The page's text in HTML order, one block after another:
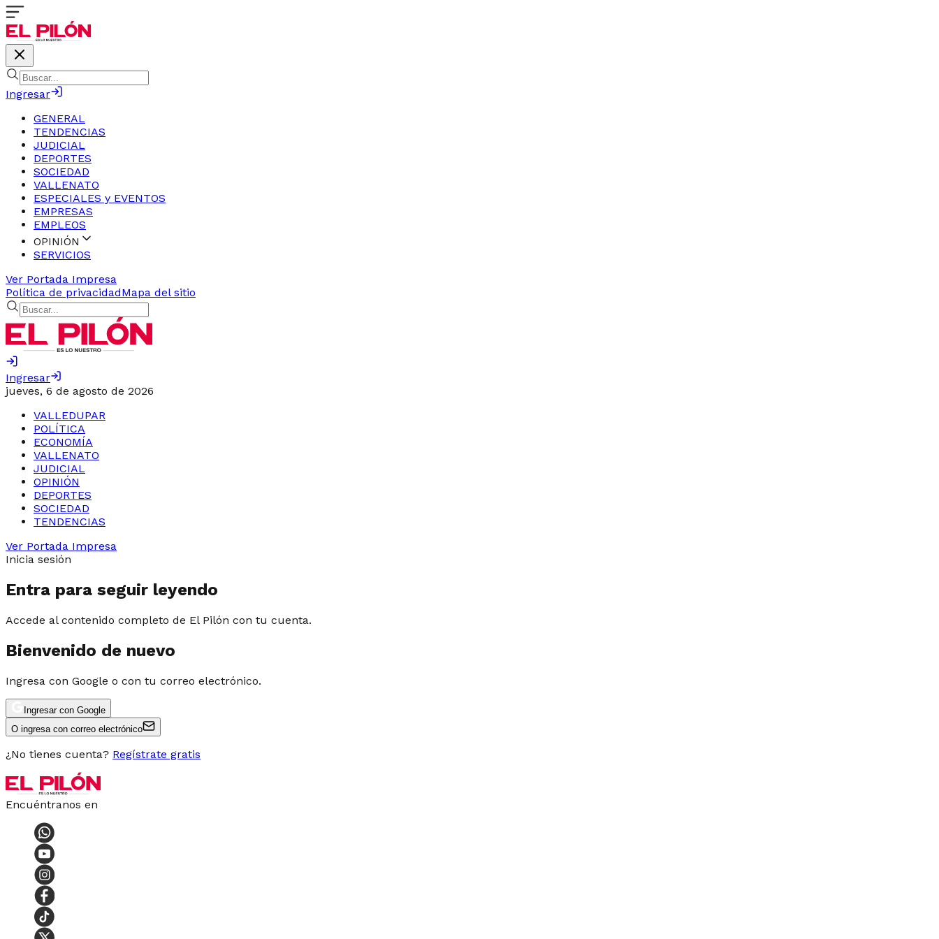
Ingresar
GENERAL
TENDENCIAS
JUDICIAL
DEPORTES
SOCIEDAD
VALLENATO
ESPECIALES y EVENTOS
EMPRESAS
EMPLEOS
OPINIÓN
SERVICIOS
Ver Portada Impresa
Política de privacidadMapa del sitio
Ingresar
jueves, 6 de agosto de 2026
VALLEDUPAR
POLÍTICA
ECONOMÍA
VALLENATO
JUDICIAL
OPINIÓN
DEPORTES
SOCIEDAD
TENDENCIAS
Ver Portada Impresa
Inicia sesión
Entra para seguir leyendo
Accede al contenido completo de El Pilón con tu cuenta.
Bienvenido de nuevo
Ingresa con Google o con tu correo electrónico.
Ingresar con Google
O ingresa con correo electrónico
¿No tienes cuenta? Regístrate gratis
Encuéntranos en